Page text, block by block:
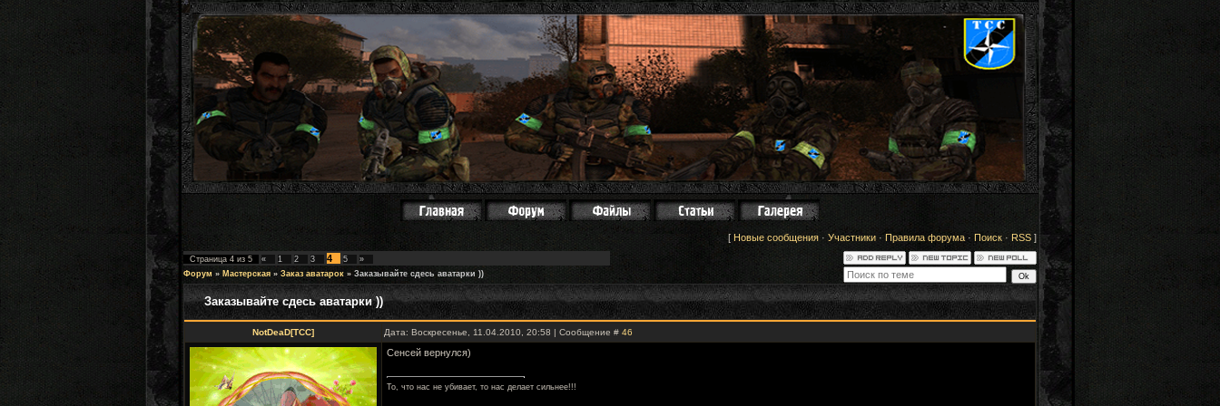
[ Новые сообщения · Участники · Правила форума · Поиск · RSS ]
Страница 4 из 5 « 1 2 3 4 5
»
Форум » Мастерская » Заказ аватарок » Заказывайте сдесь аватарки ))
Заказывайте сдесь аватарки ))
NotDeaD[TCC] Дата: Воскресенье, 11.04.2010, 20:58 | Сообщение # 46
Сенсей вернулся)
То, что нас не убивает, то нас делает сильнее!!!